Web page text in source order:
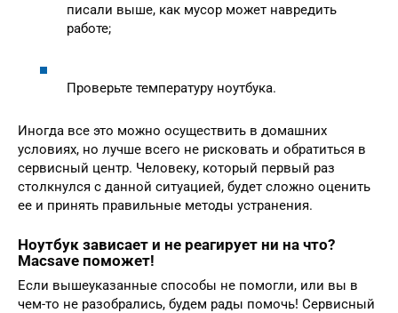
писали выше, как мусор может навредить
работе;
Проверьте температуру ноутбука.
Иногда все это можно осуществить в домашних
условиях, но лучше всего не рисковать и обратиться в
сервисный центр. Человеку, который первый раз
столкнулся с данной ситуацией, будет сложно оценить
ее и принять правильные методы устранения.
Ноутбук зависает и не реагирует ни на что?
Macsave поможет!
Если вышеуказанные способы не помогли, или вы в
чем-то не разобрались, будем рады помочь! Сервисный